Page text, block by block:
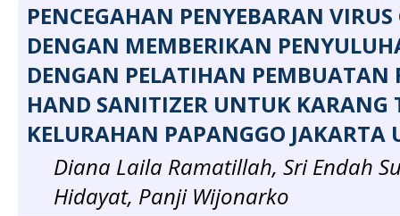
PENCEGAHAN PENYEBARAN
DENGAN MEMBERIKAN
DENGAN PELATIHAN PEMBUATAN
HAND SANITIZER UNTUK KARANG
KELURAHAN PAPANGGO JAKARTA
Diana Laila Ramatillah, Sri Endah
Hidayat, Panji Wijonarko